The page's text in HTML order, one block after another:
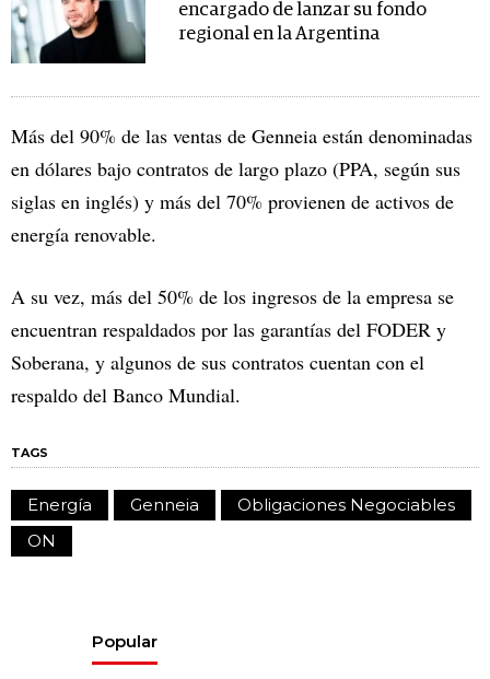
encargado de lanzar su fondo
regional en la Argentina
Más del 90% de las ventas de Genneia están denominadas
en dólares bajo contratos de largo plazo (PPA, según sus
siglas en inglés) y más del 70% provienen de activos de
energía renovable.
A su vez, más del 50% de los ingresos de la empresa se
encuentran respaldados por las garantías del FODER y
Soberana, y algunos de sus contratos cuentan con el
respaldo del Banco Mundial.
TAGS
Energía Genneia
Obligaciones Negociables
ON
Popular